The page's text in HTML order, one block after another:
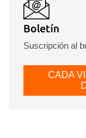
Boletín
Suscripción al
CADA